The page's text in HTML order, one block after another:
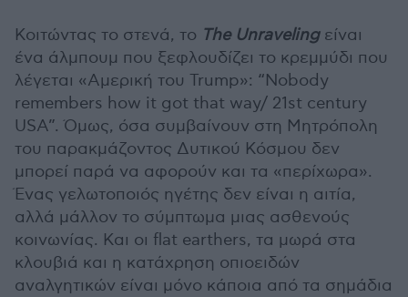
Κοιτώντας το στενά, το The Unravelingείναι
ένα άλμπουμ που ξεφλουδίζει το κρεμμύδι που
λέγεται «Αμερική του Trump»: “Nobody
remembers how it got that way/ 21st century
USA”. Όμως, όσα συμβαίνουν στη Μητρόπολη
του παρακμάζοντος Δυτικού Κόσμου δεν
μπορεί παρά να αφορούν και τα «περίχωρα».
Ένας γελωτοποιός ηγέτης δεν είναι η αιτία,
αλλά μάλλον το σύμπτωμα μιας ασθενούς
κοινωνίας. Και οι flat earthers, τα μωρά στα
κλουβιά και η κατάχρηση οπιοειδών
αναλγητικών είναι μόνο κάποια από τα σημάδια